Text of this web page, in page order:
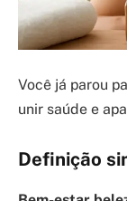
Você já parou
unir saúde e
Definição